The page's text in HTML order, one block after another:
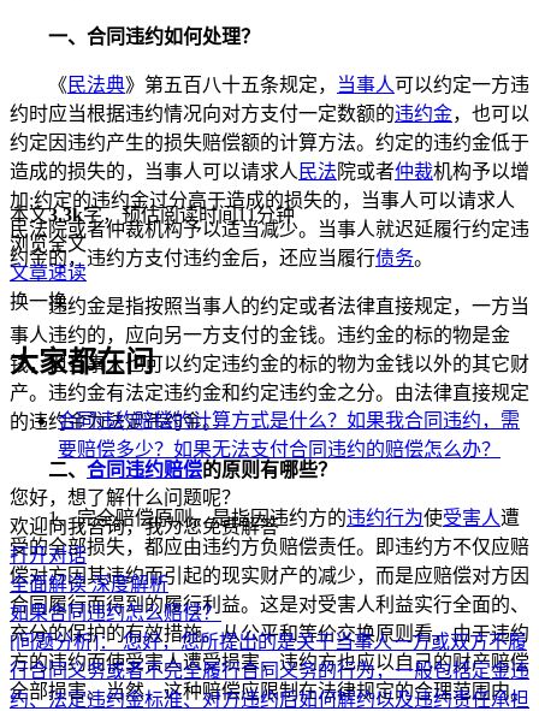
一、合同违约如何处理？
《 民法典》第五百八十五条规定， 当事人可以约定一方违
约时应当根据违约情况向对方支付一定数额的违约金，也可以
约定因违约产生的损失赔偿额的计算方法。约定的违约金低于
造成的损失的，当事人可以请求人 民法 院或者仲裁机构予以增
加;约定的违约金过分高于造成的损失的，当事人可以请求人
民法院或者仲裁机构予以适当减少。当事人就迟延履行约定违
约金的，违约方支付违约金后，还应当履行债务。
违约金是指按照当事人的约定或者法律直接规定，一方当
事人违约的，应向另一方支付的金钱。违约金的标的物是金
钱，但当事人也可以约定违约金的标的物为金钱以外的其它财
产。违约金有法定违约金和约定违约金之分。由法律直接规定
的违约金为法定违约金。
二、 合同违约赔偿的原则有哪些？
1、完全赔偿原则。是指因违约方的违约行为使受害人遭
受的全部损失，都应由违约方负赔偿责任。即违约方不仅应赔
偿对方因其违约而引起的现实财产的减少，而是应赔偿对方因
合同履行而得到的履行利益。这是对受害人利益实行全面的、
充分的保护的有效措施。从公平和等价交换原则看，由于违约
方的违约而使受害人遭受损害，违约方也应以自己的财产赔偿
全部损害。当然，这种赔偿应限制在法律规定的合理范围内。
本文3.3k字，预估阅读时间11分钟
浏览全文
文章速读
换一换
大家都在问
合同违约赔偿的计算方式是什么？ 如果我合同违约，需
要赔偿多少？ 如果无法支付合同违约的赔偿怎么办？
您好，想了解什么问题呢？
欢迎向我咨询，我为您免费解答
打开对话
全面解读 深度解析
如果合同违约怎么赔偿？
[问题分析]：您好，您所提出的是关于当事人一方或双方不履
行合同义务或者不完全履行合同义务的行为，一般包括定金违
约、法定违约金标准、对方违约后如何解约以及违约责任承担